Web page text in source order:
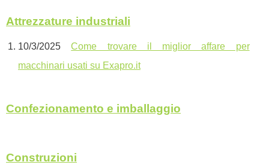
Attrezzature industriali
10/3/2025Come trovare il miglior affare per
macchinari usati su Exapro.it
Confezionamento e imballaggio
Construzioni